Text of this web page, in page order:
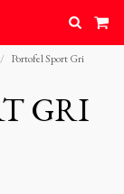
Portofel Sport Gri
GRI